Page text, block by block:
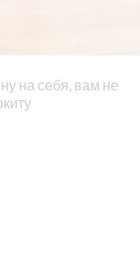
на себя, вам не